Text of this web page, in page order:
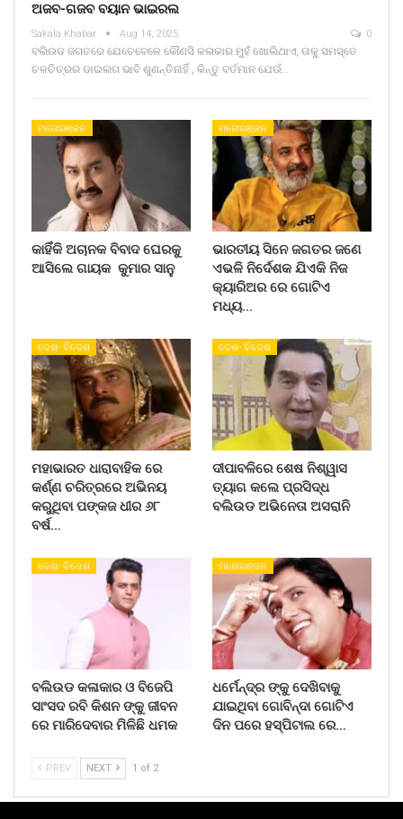
ଅଜବ-ଗଜବ ବୟାନ ଭାଇରଲ
Sakala Khabar Aug 14, 2025 0
ବଲିଉଡ ଜଗତରେ ଯେତେବେଳେ କୌଣସି କଳାକାର ମୁହଁ ଖୋଲିଥାଏ, ତାକୁ ସମସ୍ତେ
ଚଳଚିତ୍ରର ଡାଇଲଗ ଭାବି ଶୁଣନ୍ତିନାହିଁ , କିନ୍ତୁ ବର୍ତମାନ ଯେଉଁ…
ମନୋରଞ୍ଜନ
କାହିଁକି ଅଚାନକ ବିବାଦ ଘେରକୁ
ଆସିଲେ ଗାୟକ କୁମାର ସାନୁ
ମନୋରଞ୍ଜନ
ଭାରତୀୟ ସିନେ ଜଗତର ଜଣେ
ଏଭଳି ନିର୍ଦେଶକ ଯିଏକି ନିଜ
କ୍ୟାରିଅର ରେ ଗୋଟିଏ
ମଧ୍ୟ…
ଦେଶ- ବିଦେଶ
ମହାଭାରତ ଧାରାବାହିକ ରେ
କର୍ଣ୍ଣ ଚରିତ୍ରରେ ଅଭିନୟ
କରୁଥିବା ପଙ୍କଜ ଧୀର ୬୮
ବର୍ଷ…
ଦେଶ- ବିଦେଶ
ଦୀପାବଳିରେ ଶେଷ ନିଶ୍ୱାସ
ତ୍ୟାଗ କଲେ ପ୍ରସିଦ୍ଧ
ବଲିଉଡ ଅଭିନେତା ଅସରାନି
ଦେଶ- ବିଦେଶ
ବଲିଉଡ କଳାକାର ଓ ବିଜେପି
ସାଂସଦ ରବି କିଶନ ଙ୍କୁ ଜୀବନ
ରେ ମାରିଦେବାର ମିଳିଛି ଧମକ
ମନୋରଞ୍ଜନ
ଧର୍ମେନ୍ଦ୍ର ଙ୍କୁ ଦେଖିବାକୁ
ଯାଇଥିବା ଗୋବିନ୍ଦା ଗୋଟିଏ
ଦିନ ପରେ ହସ୍ପିଟାଲ ରେ…
PREV NEXT 1 of 2